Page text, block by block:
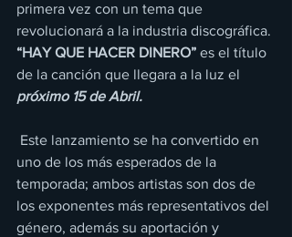
primera vez con un tema que
revolucionará a la industria discográfica.
“HAY QUE HACER DINERO” es el título
de la canción que llegara a la luz el
próximo 15 de Abril.
Este lanzamiento se ha convertido en
uno de los más esperados de la
temporada; ambos artistas son dos de
los exponentes más representativos del
género, además su aportación y